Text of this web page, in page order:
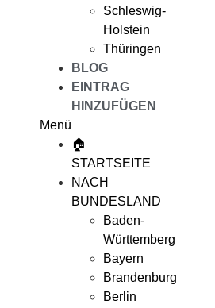
Schleswig-
Holstein
Thüringen
BLOG
EINTRAG
HINZUFÜGEN
Menü
🏠
STARTSEITE
NACH
BUNDESLAND
Baden-
Württemberg
Bayern
Brandenburg
Berlin